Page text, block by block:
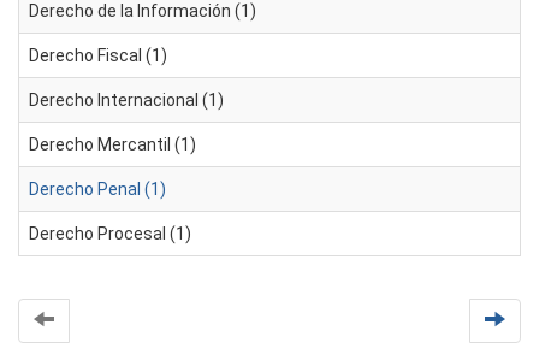
Derecho de la Información (1)
Derecho Fiscal (1)
Derecho Internacional (1)
Derecho Mercantil (1)
Derecho Penal (1)
Derecho Procesal (1)